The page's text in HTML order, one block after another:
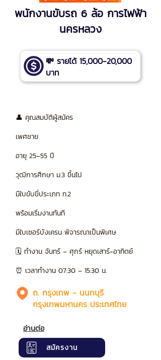
พนักงานขับรถ 6 ล้อ การไฟฟ้า
นครหลวง
💸 รายได้ 15,000-20,000
บาท
👤 คุณสมบัติผู้สมัคร
เพศชาย
อายุ 25–55 ปี
วุฒิการศึกษา ม.3 ขึ้นไป
มีใบขับขี่ประเภท ท.2
พร้อมเริ่มงานทันที
มีใบเซอร์บังเครน พิจารณาเป็นพิเศษ
🗓 ทำงาน จันทร์ – ศุกร์ หยุดเสาร์-อาทิตย์
⏰ เวลาทำงาน 07:30 – 15:30 น.
ถ. กรุงเทพ - นนทบุรี
กรุงเทพมหานคร ประเทศไทย
อ่านต่อ
สมัครงาน